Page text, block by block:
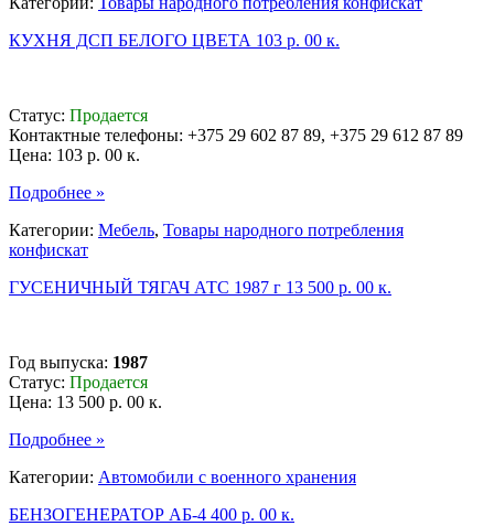
КУХНЯ ДСП БЕЛОГО ЦВЕТА 103 р. 00 к.
Статус: Продается
Контактные телефоны: +375 29 602 87 89, +375 29 612 87 89
Цена: 103 р. 00 к.
Подробнее »
Категории: Мебель, Товары народного потребления
конфискат
ГУСЕНИЧНЫЙ ТЯГАЧ АТС 1987 г 13 500 р. 00 к.
Год выпуска: 1987
Статус: Продается
Цена: 13 500 р. 00 к.
Подробнее »
Категории: Автомобили с военного хранения
БЕНЗОГЕНЕРАТОР АБ-4 400 р. 00 к.